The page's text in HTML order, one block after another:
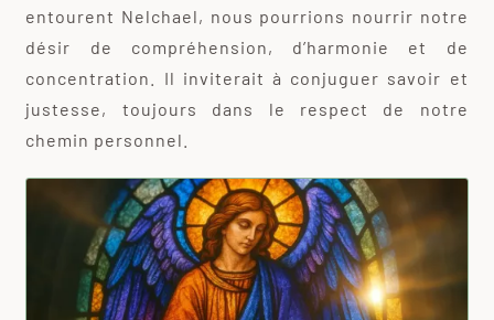
entourent Nelchael, nous pourrions nourrir notre
désir de compréhension, d’harmonie et de
concentration. Il inviterait à conjuguer savoir et
justesse, toujours dans le respect de notre
chemin personnel.